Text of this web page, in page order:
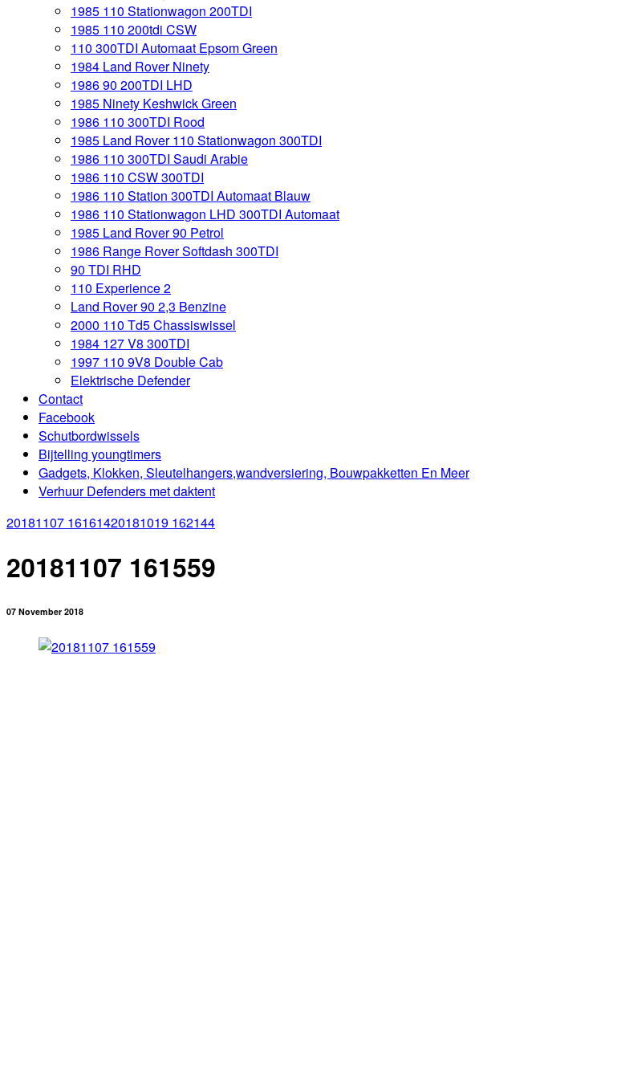
1985 110 Stationwagon 200TDI
1985 110 200tdi CSW
110 300TDI Automaat Epsom Green
1984 Land Rover Ninety
1986 90 200TDI LHD
1985 Ninety Keshwick Green
1986 110 300TDI Rood
1985 Land Rover 110 Stationwagon 300TDI
1986 110 300TDI Saudi Arabie
1986 110 CSW 300TDI
1986 110 Station 300TDI Automaat Blauw
1986 110 Stationwagon LHD 300TDI Automaat
1985 Land Rover 90 Petrol
1986 Range Rover Softdash 300TDI
90 TDI RHD
110 Experience 2
Land Rover 90 2,3 Benzine
2000 110 Td5 Chassiswissel
1984 127 V8 300TDI
1997 110 9V8 Double Cab
Elektrische Defender
Contact
Facebook
Schutbordwissels
Bijtelling youngtimers
Gadgets, Klokken, Sleutelhangers,wandversiering, Bouwpakketten En Meer
Verhuur Defenders met daktent
20181107 16161420181019 162144
20181107 161559
07 November 2018